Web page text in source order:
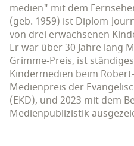
medien" mit dem
(geb. 1959) ist Diplom-
von drei erwachsenen
Er war über 30 Jahre lang
Grimme-Preis, ist
Kindermedien beim
Medienpreis der
(EKD), und 2023 mit dem
Medienpublizistik